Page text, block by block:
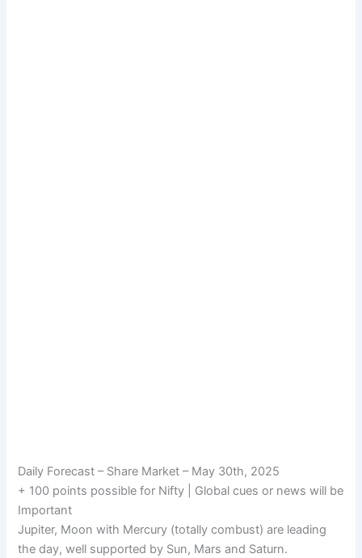
Daily Forecast – Share Market – May 30th, 2025
+ 100 points possible for Nifty | Global cues or news will be
Important
Jupiter, Moon with Mercury (totally combust) are leading
the day, well supported by Sun, Mars and Saturn.